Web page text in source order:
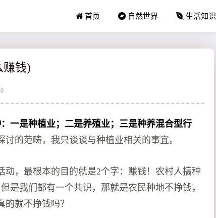
首页 自然世界 生活知识
赚钱)
一是种植业；二是养殖业；三是种养混合型行
的范畴，我只谈谈与种植业相关的事宜。
动，最根本的目的就是2个字：赚钱！农村人搞种
是我们都有一个共识，那就是农民种地不挣钱，
就不挣钱吗？